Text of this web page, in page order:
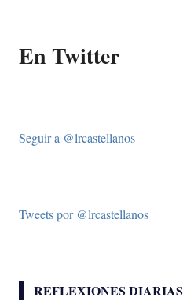
En Twitter
Seguir a @lrcastellanos
Tweets por @lrcastellanos
REFLEXIONES DIARIAS